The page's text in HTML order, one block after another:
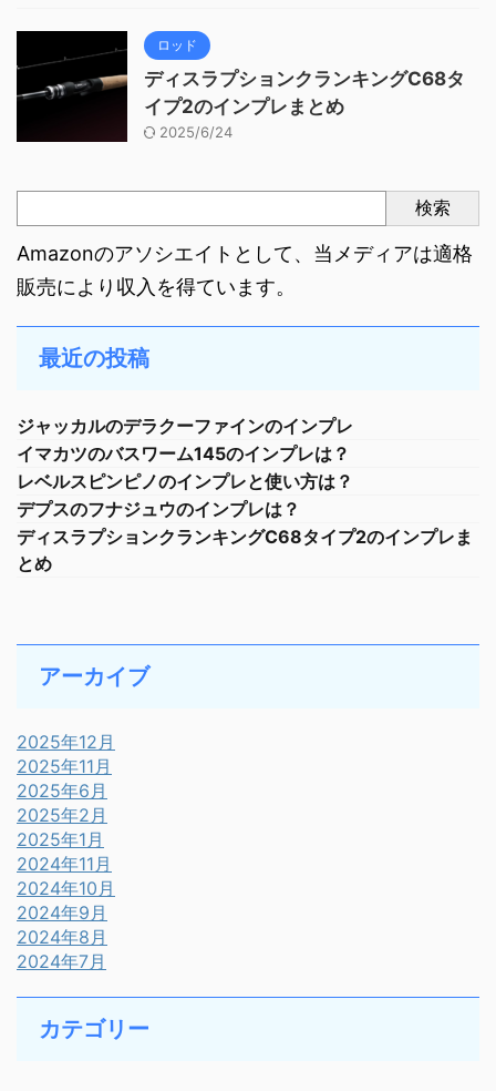
ロッド
ディスラプションクランキングC68タ
イプ2のインプレまとめ
2025/6/24
検索
Amazonのアソシエイトとして、当メディアは適格
販売により収入を得ています。
最近の投稿
ジャッカルのデラクーファインのインプレ
イマカツのバスワーム145のインプレは？
レベルスピンピノのインプレと使い方は？
デプスのフナジュウのインプレは？
ディスラプションクランキングC68タイプ2のインプレま
とめ
アーカイブ
2025年12月
2025年11月
2025年6月
2025年2月
2025年1月
2024年11月
2024年10月
2024年9月
2024年8月
2024年7月
カテゴリー